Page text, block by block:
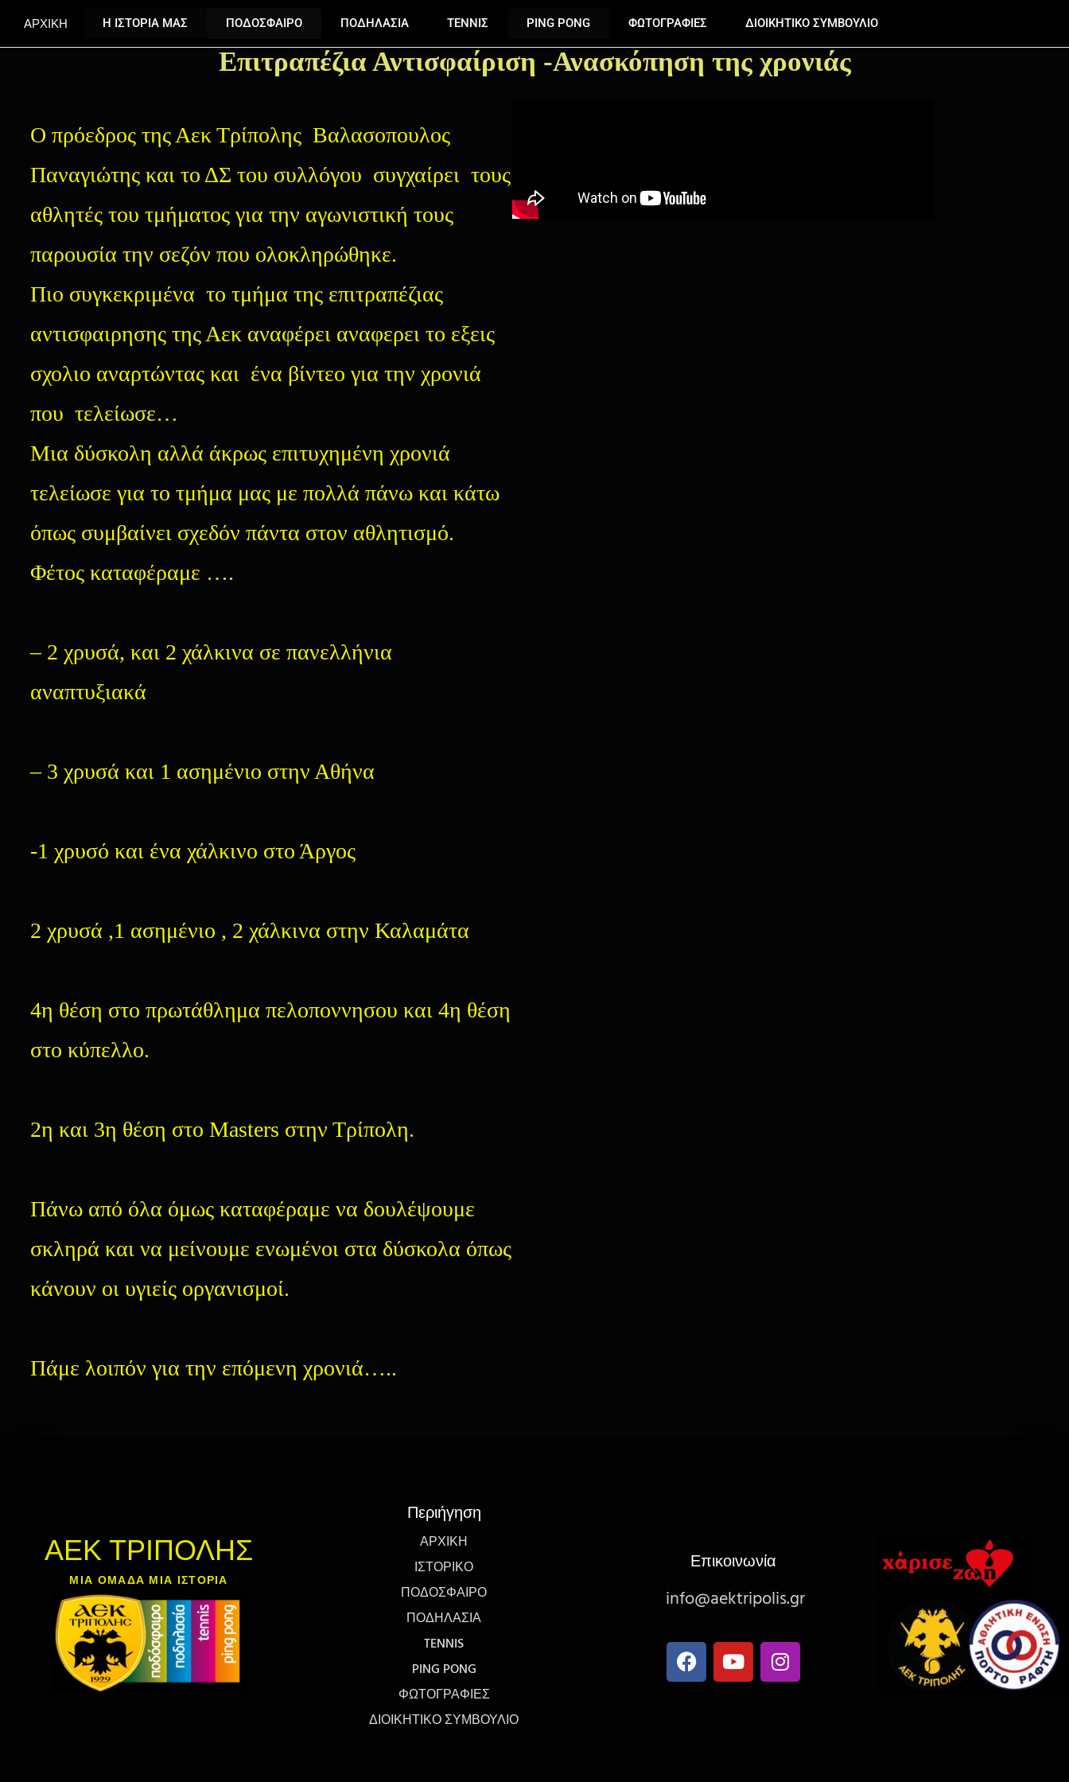
ΑΡΧΙΚΗ Η ΙΣΤΟΡΙΑ ΜΑΣ ΠΟΔΟΣΦΑΙΡΟ ΠΟΔΗΛΑΣΙΑ ΤΕΝΝΙΣ PING PONG ΦΩΤΟΓΡΑΦΙΕΣ ΔΙΟΙΚΗΤΙΚΟ ΣΥΜΒΟΥΛΙΟ
Επιτραπέζια Αντισφαίριση -Ανασκόπηση της χρονιάς
Ο πρόεδρος της Αεκ Τρίπολης Βαλασοπουλος
Παναγιώτης και το ΔΣ του συλλόγου συγχαίρει τους
αθλητές του τμήματος για την αγωνιστική τους
παρουσία την σεζόν που ολοκληρώθηκε.
Πιο συγκεκριμένα το τμήμα της επιτραπέζιας
αντισφαιρησης της Αεκ αναφέρει αναφερει το εξεις
σχολιο αναρτώντας και ένα βίντεο για την χρονιά
που τελείωσε…
Μια δύσκολη αλλά άκρως επιτυχημένη χρονιά
τελείωσε για το τμήμα μας με πολλά πάνω και κάτω
όπως συμβαίνει σχεδόν πάντα στον αθλητισμό.
Φέτος καταφέραμε ….
– 2 χρυσά, και 2 χάλκινα σε πανελλήνια
αναπτυξιακά
– 3 χρυσά και 1 ασημένιο στην Αθήνα
-1 χρυσό και ένα χάλκινο στο Άργος
2 χρυσά ,1 ασημένιο , 2 χάλκινα στην Καλαμάτα
4η θέση στο πρωτάθλημα πελοποννησου και 4η θέση
στο κύπελλο.
2η και 3η θέση στο Masters στην Τρίπολη.
Πάνω από όλα όμως καταφέραμε να δουλέψουμε
σκληρά και να μείνουμε ενωμένοι στα δύσκολα όπως
κάνουν οι υγιείς οργανισμοί.
Πάμε λοιπόν για την επόμενη χρονιά…..
ΑΕΚ ΤΡΙΠΟΛΗΣ
ΜΙΑ ΟΜΑΔΑ ΜΙΑ ΙΣΤΟΡΙΑ
Περιήγηση
ΑΡΧΙΚΉ
ΙΣΤΟΡΙΚΌ
ΠΟΔΌΣΦΑΙΡΟ
ΠΟΔΗΛΑΣΊΑ
TENNIS
PING PONG
ΦΩΤΟΓΡΑΦΊΕΣ
ΔΙΟΙΚΗΤΙΚΟ ΣΥΜΒΟΥΛΙΟ
Επικοινωνία
info@aektripolis.gr